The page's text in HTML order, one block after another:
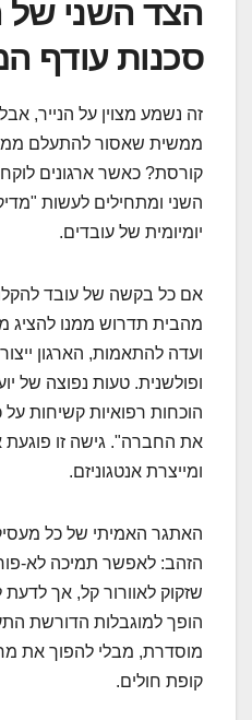
הצד השני
סכנות עודף
זה נשמע מצוין על הנייר,
ממשית שאסור להתעלם
קורסת? כאשר ארגונים
השני ומתחילים לעשות
יומיומית של עובדים.
אם כל בקשה של עובד
מהבית תדרוש ממנו להציג
ועדה להתאמות, הארגון
ופולשנית. טעות נפוצה של
הוכחות רפואיות קשיחות
את החברה". גישה זו פוגעת
ומייצרת אנטגוניזם.
האתגר האמיתי של כל
הזהב: לאפשר תמיכה לא-
שזקוק לאוורור קל, אך לדעת
הופך למוגבלות הדורשת
קופת חולים.